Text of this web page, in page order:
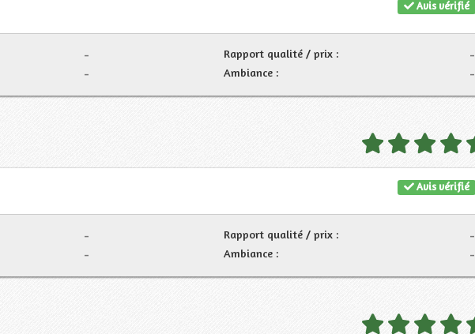
Avis vérifié
- -
Rapport qualité / prix :
- -
Ambiance :
Avis vérifié
- -
Rapport qualité / prix :
- -
Ambiance :